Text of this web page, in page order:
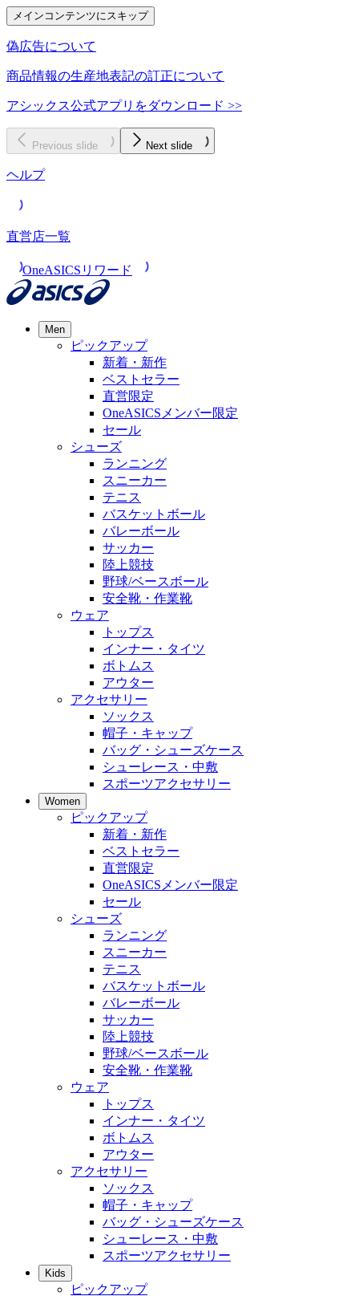
メインコンテンツにスキップ
偽広告について
商品情報の生産地表記の訂正について
アシックス公式アプリをダウンロード >>
Previous slide Next slide
ヘルプ
直営店一覧
OneASICSリワード
Men
ピックアップ
新着・新作
ベストセラー
直営限定
OneASICSメンバー限定
セール
シューズ
ランニング
スニーカー
テニス
バスケットボール
バレーボール
サッカー
陸上競技
野球/ベースボール
安全靴・作業靴
ウェア
トップス
インナー・タイツ
ボトムス
アウター
アクセサリー
ソックス
帽子・キャップ
バッグ・シューズケース
シューレース・中敷
スポーツアクセサリー
Women
ピックアップ
新着・新作
ベストセラー
直営限定
OneASICSメンバー限定
セール
シューズ
ランニング
スニーカー
テニス
バスケットボール
バレーボール
サッカー
陸上競技
野球/ベースボール
安全靴・作業靴
ウェア
トップス
インナー・タイツ
ボトムス
アウター
アクセサリー
ソックス
帽子・キャップ
バッグ・シューズケース
シューレース・中敷
スポーツアクセサリー
Kids
ピックアップ